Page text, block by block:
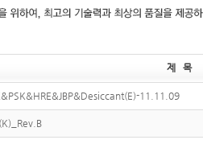
제 목
11.11.09